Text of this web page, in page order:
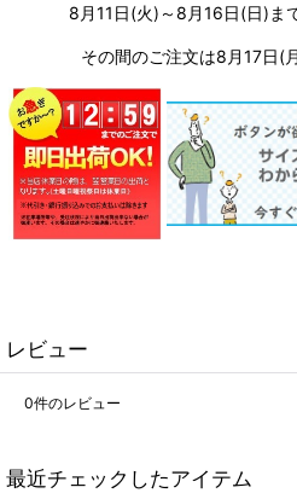
8月11日(火)～8月16日(日)ま
その間のご注文は8月17日(
レビュー
0件のレビュー
最近チェックしたアイテム